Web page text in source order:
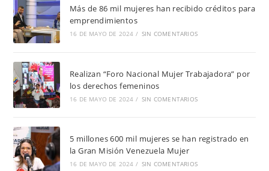
Más de 86 mil mujeres han recibido créditos para
emprendimientos
16 DE MAYO DE 2024 / SIN COMENTARIOS
Realizan “Foro Nacional Mujer Trabajadora” por
los derechos femeninos
16 DE MAYO DE 2024 / SIN COMENTARIOS
5 millones 600 mil mujeres se han registrado en
la Gran Misión Venezuela Mujer
16 DE MAYO DE 2024 / SIN COMENTARIOS